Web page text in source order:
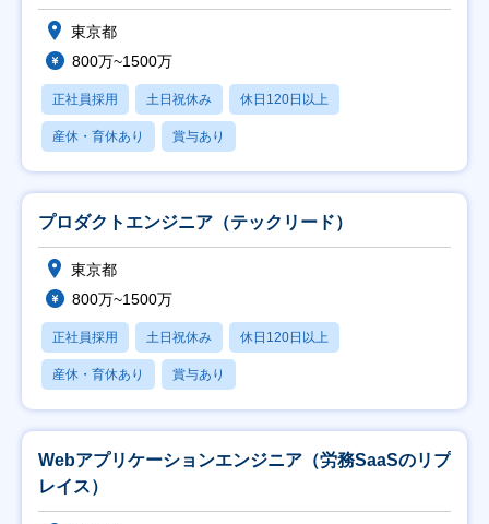
東京都
800万~1500万
正社員採用 土日祝休み 休日120日以上
産休・育休あり 賞与あり
プロダクトエンジニア（テックリード）
東京都
800万~1500万
正社員採用 土日祝休み 休日120日以上
産休・育休あり 賞与あり
Webアプリケーションエンジニア（労務SaaSのリプ
レイス）